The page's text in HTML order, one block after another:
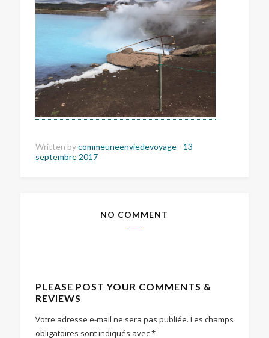
Written bycommeuneenviedevoyage - 13
septembre 2017
NO COMMENT
PLEASE POST YOUR COMMENTS &
REVIEWS
Votre adresse e-mail ne sera pas publiée. Les champs
obligatoires sont indiqués avec*